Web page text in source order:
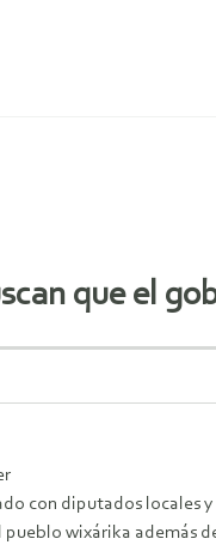
que el
con diputados locales
wixárika además